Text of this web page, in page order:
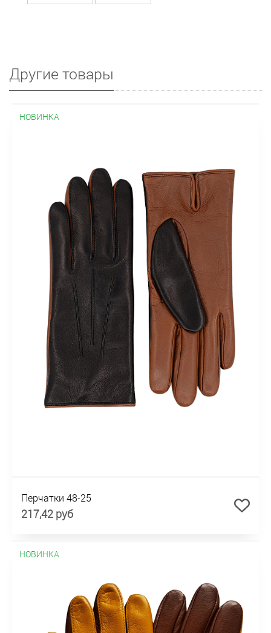
Другие товары
НОВИНКА
Перчатки 48-25
217,42 руб
НОВИНКА